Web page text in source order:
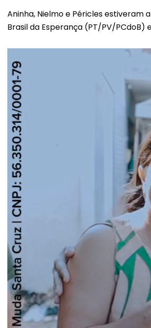
Aninha, Nielmo e Péricles estiveram
Brasil da Esperança (PT/PV/PCdoB)